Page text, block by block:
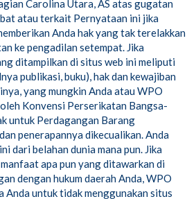
Carolina Utara, AS atas gugatan
atau terkait Pernyataan ini jika
Anda hak yang tak terelakkan
ke pengadilan setempat. Jika
ditampilkan di situs web ini meliputi
publikasi, buku), hak dan kewajiban
yang mungkin Anda atau WPO
Konvensi Perserikatan Bangsa-
untuk Perdagangan Barang
penerapannya dikecualikan. Anda
dari belahan dunia mana pun. Jika
apa pun yang ditawarkan di
dengan hukum daerah Anda, WPO
Anda untuk tidak menggunakan situs